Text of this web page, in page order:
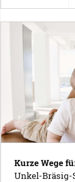
Kurze Wege
Unkel-Bräsig-